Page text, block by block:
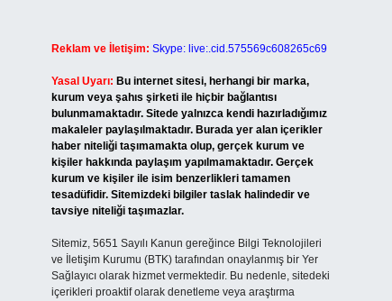
Reklam ve İletişim: Skype: live:.cid.575569c608265c69
Yasal Uyarı: Bu internet sitesi, herhangi bir marka,
kurum veya şahıs şirketi ile hiçbir bağlantısı
bulunmamaktadır. Sitede yalnızca kendi hazırladığımız
makaleler paylaşılmaktadır. Burada yer alan içerikler
haber niteliği taşımamakta olup, gerçek kurum ve
kişiler hakkında paylaşım yapılmamaktadır. Gerçek
kurum ve kişiler ile isim benzerlikleri tamamen
tesadüfidir. Sitemizdeki bilgiler taslak halindedir ve
tavsiye niteliği taşımazlar.
Sitemiz, 5651 Sayılı Kanun gereğince Bilgi Teknolojileri
ve İletişim Kurumu (BTK) tarafından onaylanmış bir Yer
Sağlayıcı olarak hizmet vermektedir. Bu nedenle, sitedeki
içerikleri proaktif olarak denetleme veya araştırma